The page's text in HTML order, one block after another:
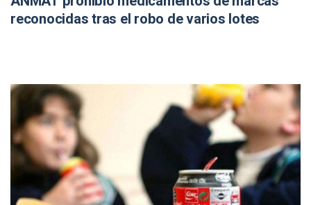
reconocidas tras el robo de varios lotes